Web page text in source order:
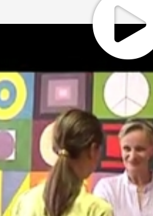
a fiatalok olyan műveket
készségüket. A legjobb